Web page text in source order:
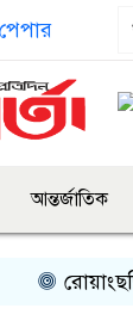
আন্তর্জাতিক
রোয়াংছড়িতে